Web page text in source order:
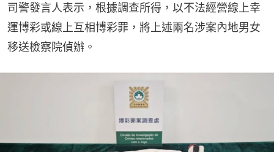
司警發言人表示，根據調查所得，以不法經營線上幸
運博彩或線上互相博彩罪，將上述兩名涉案內地男女
移送檢察院偵辦。